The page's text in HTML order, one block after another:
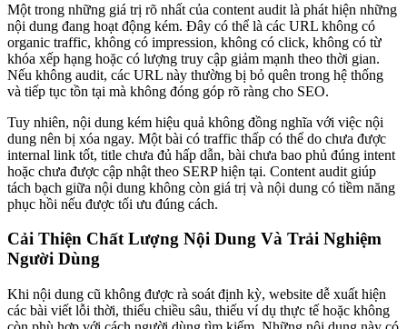
Một trong những giá trị rõ nhất của content audit là phát hiện những
nội dung đang hoạt động kém. Đây có thể là các URL không có
organic traffic, không có impression, không có click, không có từ
khóa xếp hạng hoặc có lượng truy cập giảm mạnh theo thời gian.
Nếu không audit, các URL này thường bị bỏ quên trong hệ thống
và tiếp tục tồn tại mà không đóng góp rõ ràng cho SEO.
Tuy nhiên, nội dung kém hiệu quả không đồng nghĩa với việc nội
dung nên bị xóa ngay. Một bài có traffic thấp có thể do chưa được
internal link tốt, title chưa đủ hấp dẫn, bài chưa bao phủ đúng intent
hoặc chưa được cập nhật theo SERP hiện tại. Content audit giúp
tách bạch giữa nội dung không còn giá trị và nội dung có tiềm năng
phục hồi nếu được tối ưu đúng cách.
Cải Thiện Chất Lượng Nội Dung Và Trải Nghiệm
Người Dùng
Khi nội dung cũ không được rà soát định kỳ, website dễ xuất hiện
các bài viết lỗi thời, thiếu chiều sâu, thiếu ví dụ thực tế hoặc không